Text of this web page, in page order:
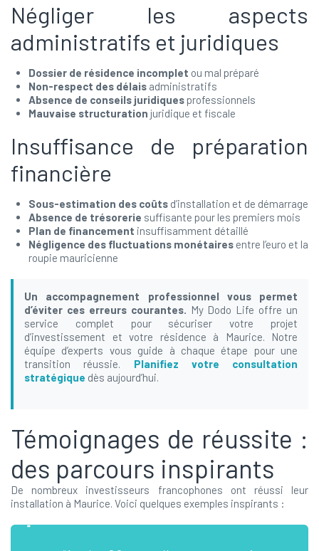
Négliger les aspects
administratifs et juridiques
Dossier de résidence incomplet ou mal préparé
Non-respect des délais administratifs
Absence de conseils juridiques professionnels
Mauvaise structuration juridique et fiscale
Insuffisance de préparation
financière
Sous-estimation des coûts d’installation et de démarrage
Absence de trésorerie suffisante pour les premiers mois
Plan de financement insuffisamment détaillé
Négligence des fluctuations monétaires entre l’euro et la
roupie mauricienne
Un accompagnement professionnel vous permet
d’éviter ces erreurs courantes. My Dodo Life offre un
service complet pour sécuriser votre projet
d’investissement et votre résidence à Maurice. Notre
équipe d’experts vous guide à chaque étape pour une
transition réussie. Planifiez votre consultation
stratégique dès aujourd’hui.
Témoignages de réussite :
des parcours inspirants
De nombreux investisseurs francophones ont réussi leur
installation à Maurice. Voici quelques exemples inspirants :